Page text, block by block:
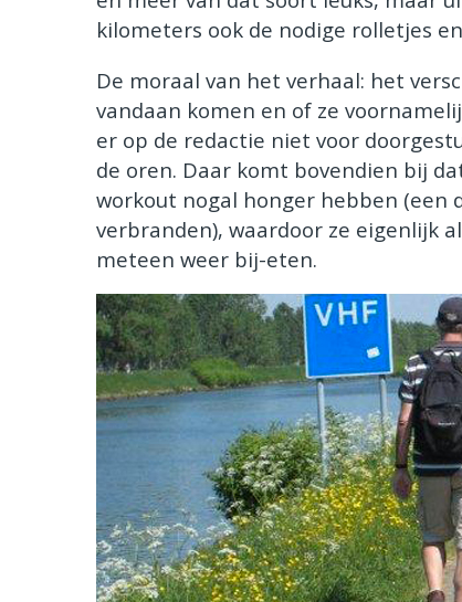
kilometers ook de nodige rolletjes
De moraal van het verhaal: het
vandaan komen en of ze
er op de redactie niet voor
de oren. Daar komt bovendien bij
workout nogal honger hebben (een
verbranden), waardoor ze eigenlijk
meteen weer bij-eten.